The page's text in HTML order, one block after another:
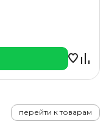
перейти к товарам